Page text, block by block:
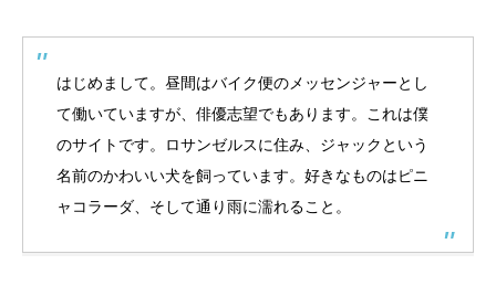
はじめまして。昼間はバイク便のメッセンジャーとし
て働いていますが、俳優志望でもあります。これは僕
のサイトです。ロサンゼルスに住み、ジャックという
名前のかわいい犬を飼っています。好きなものはピニ
ャコラーダ、そして通り雨に濡れること。